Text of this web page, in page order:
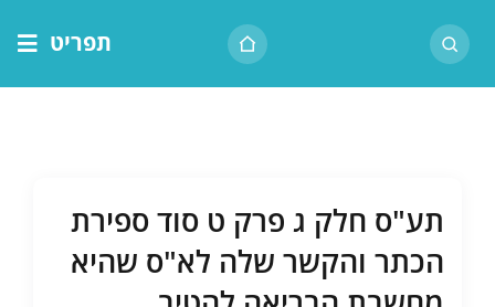
לתוכן
תפריט
שיעור יומי
מאמרים
תע"ס חלק ג פרק ט סוד ספירת
הכתר והקשר שלה לא"ס שהיא